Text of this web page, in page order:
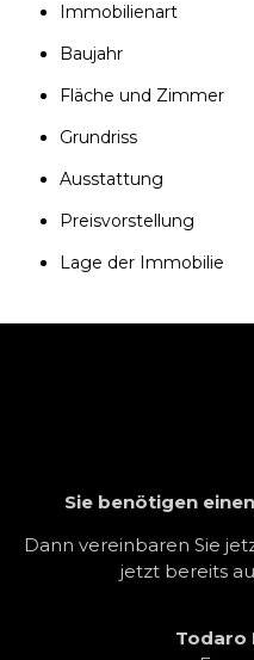
Immobilienart
Baujahr
Fläche und Zimmer
Grundriss
Ausstattung
Preisvorstellung
Lage der Immobilie
Todaro
Sie benötigen
Dann vereinbaren Sie
jetzt bereits